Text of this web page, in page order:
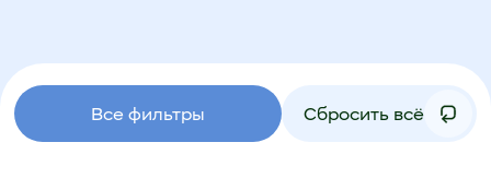
Все фильтры Сбросить всё